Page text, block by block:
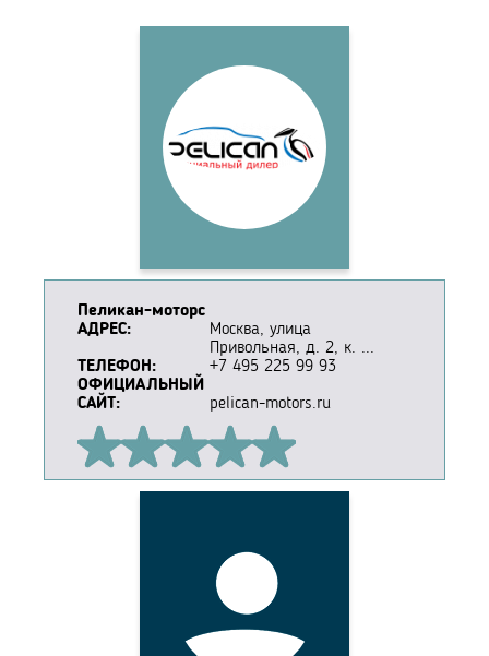
Пеликан-моторс
АДРЕС:
Москва, улица
Привольная, д. 2, к. ...
ТЕЛЕФОН:
+7 495 225 99 93
ОФИЦИАЛЬНЫЙ
САЙТ:
pelican-motors.ru